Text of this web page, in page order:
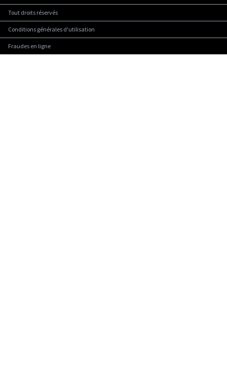
Tout droits réservés
Conditions générales d'utilisation
Fraudes en ligne